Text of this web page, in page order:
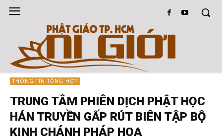
THÔNG TIN TỔNG HỢP
TRUNG TÂM PHIÊN DỊCH PHẬT HỌC
HÁN TRUYỀN GẤP RÚT BIÊN TẬP BỘ
KINH CHÁNH PHÁP HOA